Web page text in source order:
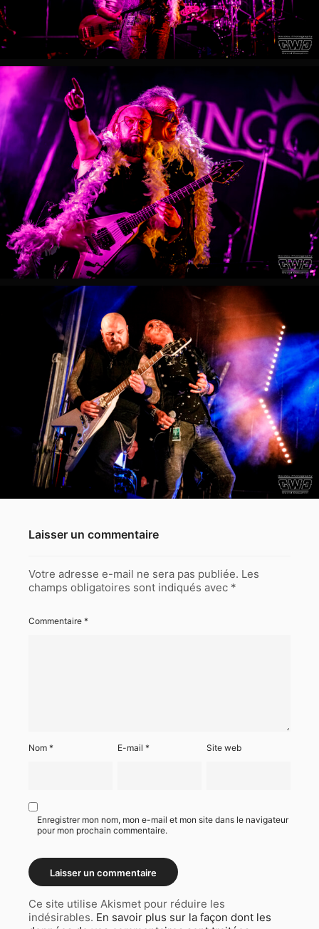
Laisser un commentaire
Votre adresse e-mail ne sera pas publiée. Les
champs obligatoires sont indiqués avec *
Commentaire *
Nom * E-mail* Site web
Enregistrer mon nom, mon e-mail et mon site dans le navigateur
pour mon prochain commentaire.
Ce site utilise Akismet pour réduire les
indésirables. En savoir plus sur la façon dont les